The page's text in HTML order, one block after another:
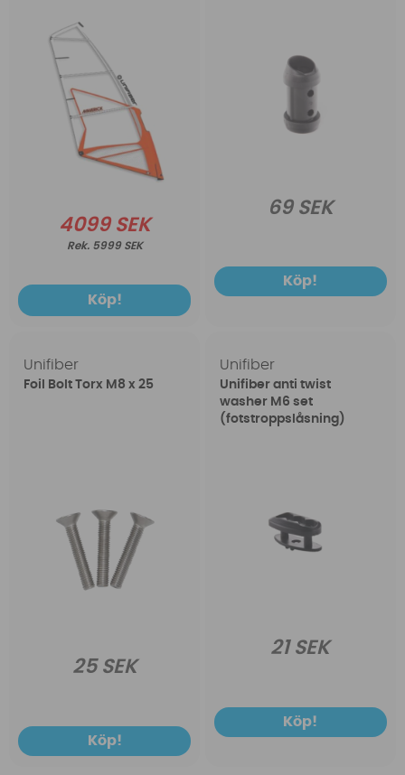
4099 SEK
5999 SEK
Köp!
69 SEK
Köp!
Unifiber
Foil Bolt Torx M8 x 25
25 SEK
Köp!
Unifiber
Unifiber anti twist
washer M6 set
(fotstroppslåsning)
21 SEK
Köp!